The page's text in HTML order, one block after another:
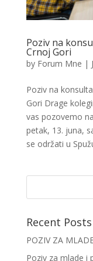
Poziv na
Crnoj Gori
by Forum Mne |
Poziv na
Gori Drage
vas pozovemo
petak, 13. juna,
se održati u
Recent Posts
POZIV ZA
Poziv za mlade i